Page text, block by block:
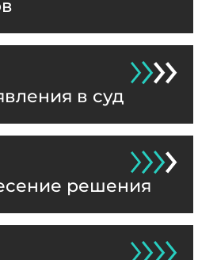
в суд
решения